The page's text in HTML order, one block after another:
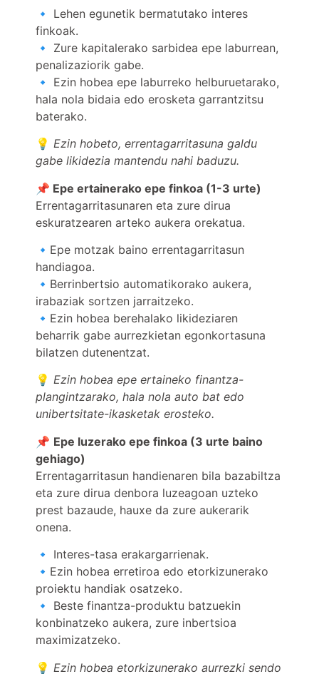
🔹 Lehen egunetik bermatutako interes
finkoak.
🔹 Zure kapitalerako sarbidea epe laburrean,
penalizaziorik gabe.
🔹 Ezin hobea epe laburreko helburuetarako,
hala nola bidaia edo erosketa garrantzitsu
baterako.
💡 Ezin hobeto, errentagarritasuna galdu
gabe likidezia mantendu nahi baduzu.
📌 Epe ertainerako epe finkoa (1-3 urte)
Errentagarritasunaren eta zure dirua
eskuratzearen arteko aukera orekatua.
🔹Epe motzak baino errentagarritasun
handiagoa.
🔹Berrinbertsio automatikorako aukera,
irabaziak sortzen jarraitzeko.
🔹Ezin hobea berehalako likideziaren
beharrik gabe aurrezkietan egonkortasuna
bilatzen dutenentzat.
💡 Ezin hobea epe ertaineko finantza-
plangintzarako, hala nola auto bat edo
unibertsitate-ikasketak erosteko.
📌 Epe luzerako epe finkoa (3 urte baino
gehiago)
Errentagarritasun handienaren bila bazabiltza
eta zure dirua denbora luzeagoan uzteko
prest bazaude, hauxe da zure aukerarik
onena.
🔹 Interes-tasa erakargarrienak.
🔹Ezin hobea erretiroa edo etorkizunerako
proiektu handiak osatzeko.
🔹 Beste finantza-produktu batzuekin
konbinatzeko aukera, zure inbertsioa
maximizatzeko.
💡 Ezin hobea etorkizunerako aurrezki sendo